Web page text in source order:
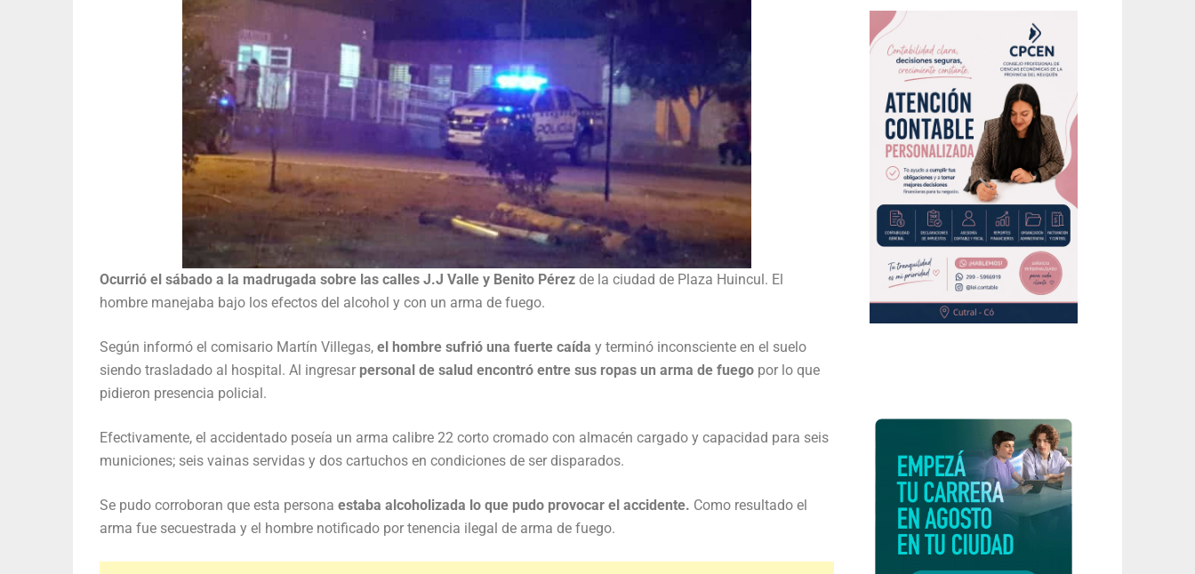
Ocurrió el sábado a la madrugada sobre las calles J.J Valle y Benito Pérez de la ciudad de Plaza Huincul. El
hombre manejaba bajo los efectos del alcohol y con un arma de fuego.
Según informó el comisario Martín Villegas, el hombre sufrió una fuerte caída y terminó inconsciente en el suelo
siendo trasladado al hospital. Al ingresar personal de salud encontró entre sus ropas un arma de fuego por lo que
pidieron presencia policial.
Efectivamente, el accidentado poseía un arma calibre 22 corto cromado con almacén cargado y capacidad para seis
municiones; seis vainas servidas y dos cartuchos en condiciones de ser disparados.
Se pudo corroboran que esta persona estaba alcoholizada lo que pudo provocar el accidente. Como resultado el
arma fue secuestrada y el hombre notificado por tenencia ilegal de arma de fuego.